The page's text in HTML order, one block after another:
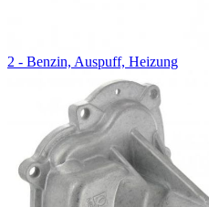
2 - Benzin, Auspuff, Heizung